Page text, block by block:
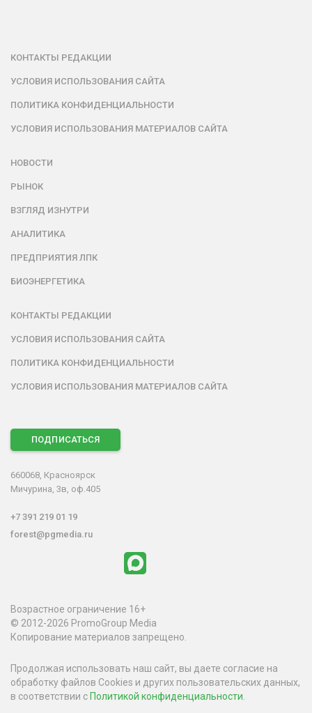
КОНТАКТЫ РЕДАКЦИИ
УСЛОВИЯ ИСПОЛЬЗОВАНИЯ САЙТА
ПОЛИТИКА КОНФИДЕНЦИАЛЬНОСТИ
УСЛОВИЯ ИСПОЛЬЗОВАНИЯ МАТЕРИАЛОВ САЙТА
НОВОСТИ
РЫНОК
ВЗГЛЯД ИЗНУТРИ
АНАЛИТИКА
ПРЕДПРИЯТИЯ ЛПК
БИОЭНЕРГЕТИКА
КОНТАКТЫ РЕДАКЦИИ
УСЛОВИЯ ИСПОЛЬЗОВАНИЯ САЙТА
ПОЛИТИКА КОНФИДЕНЦИАЛЬНОСТИ
УСЛОВИЯ ИСПОЛЬЗОВАНИЯ МАТЕРИАЛОВ САЙТА
ПОДПИСАТЬСЯ
660068, Красноярск
Мичурина, 3в, оф.405
+7 391 219 01 19
forest@pgmedia.ru
Возрастное ограничение 16+
© 2012-2026 PromoGroup Media
Копирование материалов запрещено.
Продолжая использовать наш сайт, вы даете согласие на
обработку файлов Cookies и других пользовательских данных,
в соответствии с Политикой конфиденциальности.